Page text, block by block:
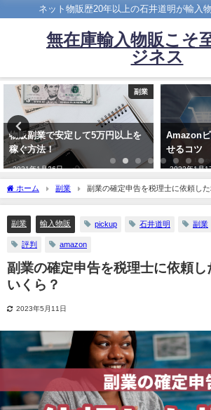
ネット物販歴20年以上の石井道明が輸入
無在庫輸入物販こそ
ジネス
副業
物販副業で安定して5万円以上を
稼ぐ方法！
2021年1月26日
Amazon
せるコツ
2022年1月
ホーム 副業 副業の確定申告を税理士に依頼し
副業 輸入物販 pickup 石井道明 副業
評判 amazon
副業の確定申告を税理士に依頼し
いくら？
2023年5月11日